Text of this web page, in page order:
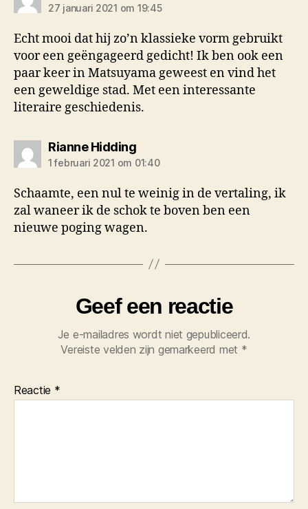
27 januari 2021 om 19:45
Echt mooi dat hij zo’n klassieke vorm gebruikt
voor een geëngageerd gedicht! Ik ben ook een
paar keer in Matsuyama geweest en vind het
een geweldige stad. Met een interessante
literaire geschiedenis.
Rianne Hiddingzegt:
1 februari 2021 om 01:40
Schaamte, een nul te weinig in de vertaling, ik
zal waneer ik de schok te boven ben een
nieuwe poging wagen.
Geef een reactie
Je e-mailadres wordt niet gepubliceerd.
Vereiste velden zijn gemarkeerd met *
Reactie *